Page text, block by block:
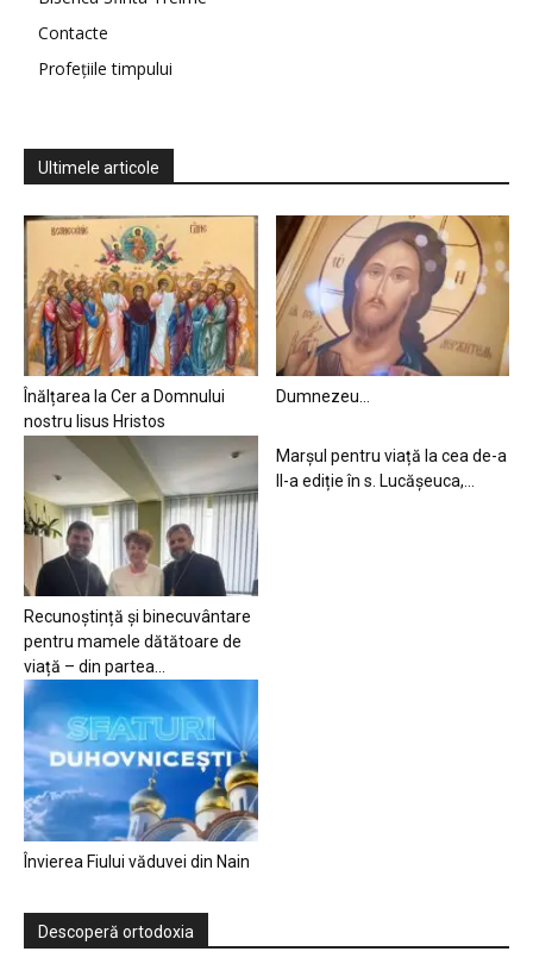
Contacte
Profețiile timpului
Ultimele articole
Înălțarea la Cer a Domnului
nostru Iisus Hristos
Dumnezeu…
Recunoștință și binecuvântare
pentru mamele dătătoare de
viață – din partea...
Marșul pentru viață la cea de-a
II-a ediție în s. Lucășeuca,...
Învierea Fiului văduvei din Nain
Descoperă ortodoxia